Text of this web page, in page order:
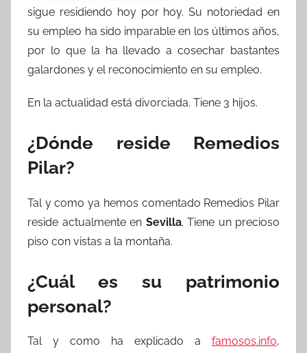
sigue residiendo hoy por hoy. Su notoriedad en
su empleo ha sido imparable en los últimos años,
por lo que la ha llevado a cosechar bastantes
galardones y el reconocimiento en su empleo.
En la actualidad está divorciada. Tiene 3 hijos.
¿Dónde reside Remedios
Pilar?
Tal y como ya hemos comentado Remedios Pilar
reside actualmente en Sevilla. Tiene un precioso
piso con vistas a la montaña.
¿Cuál es su patrimonio
personal?
Tal y como ha explicado a famosos.info,